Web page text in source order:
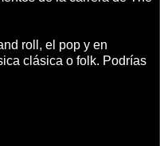
roll, el pop y en
clásica o folk. Podrías